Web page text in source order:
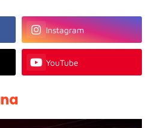
Instagram
YouTube